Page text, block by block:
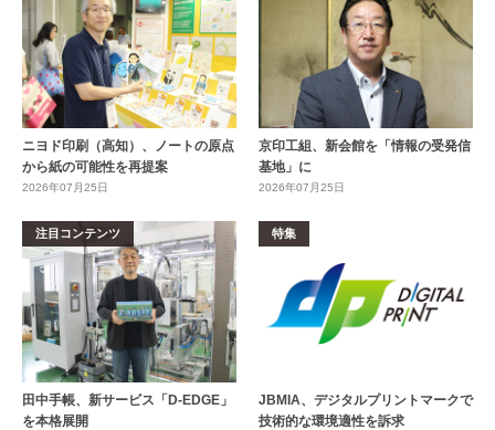
ニヨド印刷（高知）、ノートの原点
から紙の可能性を再提案
2026年07月25日
京印工組、新会館を「情報の受発信
基地」に
2026年07月25日
注目コンテンツ
田中手帳、新サービス「D-EDGE」
を本格展開
特集
JBMIA、デジタルプリントマークで
技術的な環境適性を訴求